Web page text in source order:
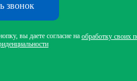
звонок
вы даете согласие на обработку своих